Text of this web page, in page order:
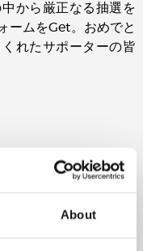
About
から厳正なる抽選を
ームをGet。おめでと
れたサポーターの皆